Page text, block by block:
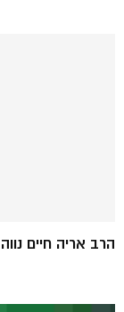
הרב אריה חיים